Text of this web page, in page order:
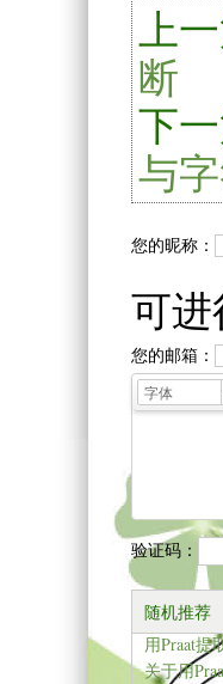
上一
断
下一
与
您的昵称：
可
您的邮箱：
字体
验证码：
随机推荐
用Praat提
关于用